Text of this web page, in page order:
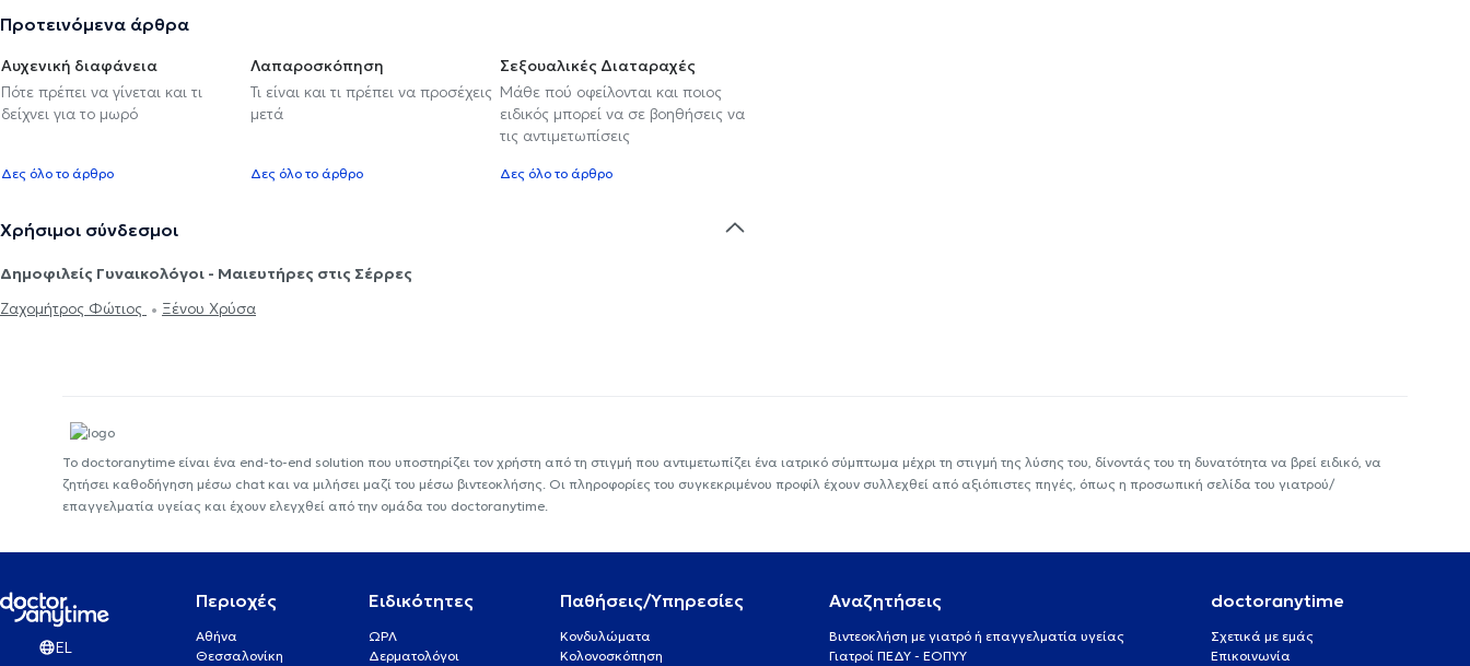
Προτεινόμενα άρθρα
Αυχενική διαφάνεια
Πότε πρέπει να γίνεται και τι
δείχνει για το μωρό
Δες όλο το άρθρο
Λαπαροσκόπηση
Τι είναι και τι πρέπει να προσέχεις
μετά
Δες όλο το άρθρο
Σεξουαλικές Διαταραχές
Μάθε πού οφείλονται και ποιος
ειδικός μπορεί να σε βοηθήσεις να
τις αντιμετωπίσεις
Δες όλο το άρθρο
Χρήσιμοι σύνδεσμοι
Δημοφιλείς Γυναικολόγοι - Μαιευτήρες στις Σέρρες
Ζαχομήτρος Φώτιος
Ξένου Χρύσα
Το doctoranytime είναι ένα end-to-end solution που υποστηρίζει τον χρήστη από τη στιγμή που αντιμετωπίζει ένα ιατρικό σύμπτωμα μέχρι τη στιγμή της λύσης του, δίνοντάς του τη δυνατότητα να βρεί ειδικό, να
ζητήσει καθοδήγηση μέσω chat και να μιλήσει μαζί του μέσω βιντεοκλήσης. Οι πληροφορίες του συγκεκριμένου προφίλ έχουν συλλεχθεί από αξιόπιστες πηγές, όπως η προσωπική σελίδα του γιατρού/
επαγγελματία υγείας και έχουν ελεγχθεί από την ομάδα του doctoranytime.
EL
Περιοχές
Αθήνα
Θεσσαλονίκη
Ειδικότητες
ΩΡΛ
Δερματολόγοι
Παθήσεις/Υπηρεσίες
Κονδυλώματα
Κολονοσκόπηση
Αναζητήσεις
Βιντεοκλήση με γιατρό ή επαγγελματία υγείας
Γιατροί ΠΕΔΥ - ΕΟΠΥΥ
doctoranytime
Σχετικά με εμάς
Επικοινωνία